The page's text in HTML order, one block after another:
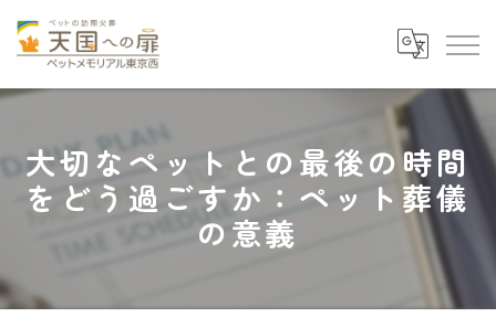
大切なペットとの最後の時間
をどう過ごすか：ペット葬儀
の意義